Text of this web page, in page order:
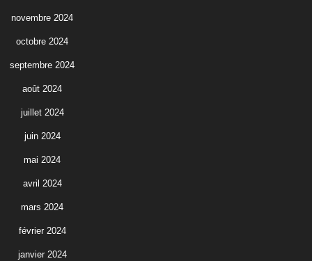
novembre 2024
octobre 2024
septembre 2024
août 2024
juillet 2024
juin 2024
mai 2024
avril 2024
mars 2024
février 2024
janvier 2024